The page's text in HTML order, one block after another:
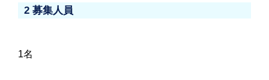
2 募集人員
1名